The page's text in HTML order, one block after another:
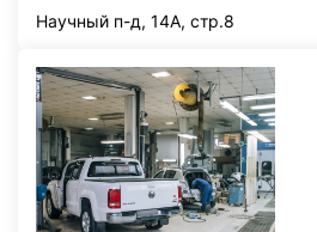
Научный п-д, 14А, стр.8